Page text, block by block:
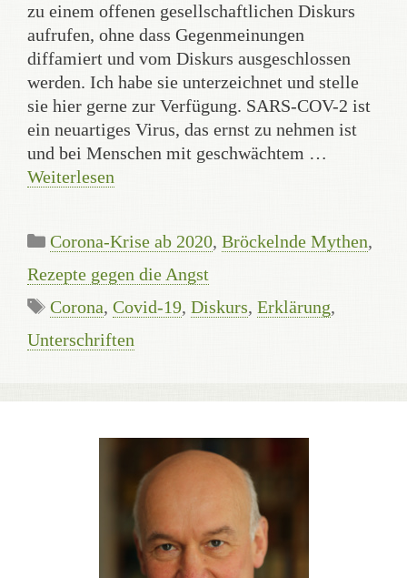
zu einem offenen gesellschaftlichen Diskurs
aufrufen, ohne dass Gegenmeinungen
diffamiert und vom Diskurs ausgeschlossen
werden. Ich habe sie unterzeichnet und stelle
sie hier gerne zur Verfügung. SARS-COV-2 ist
ein neuartiges Virus, das ernst zu nehmen ist
und bei Menschen mit geschwächtem …
Weiterlesen
Kategorien
Corona-Krise ab 2020, Bröckelnde Mythen,
Rezepte gegen die Angst
Schlagwörter
Corona, Covid-19, Diskurs, Erklärung,
Unterschriften